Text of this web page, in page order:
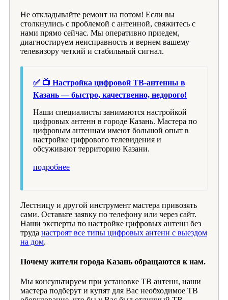
Не откладывайте ремонт на потом! Если вы
столкнулись с проблемой с антенной, свяжитесь с
нами прямо сейчас. Мы оперативно приедем,
диагностируем неисправность и вернем вашему
телевизору четкий и стабильный сигнал.
✅ 📺 Настройка цифровой ТВ-антенны в
Казань — быстро, качественно, недорого!
Наши специалисты занимаются настройкой
цифровых антенн в городе Казань. Мастера по
цифровым антеннам имеют большой опыт в
настройке цифрового телевидения и
обсуживают территорию Казани.
подробнее
Лестницу и другой инструмент мастера привозять
сами. Оставьте заявку по телефону или через сайт.
Наши эксперты по настройке цифровых антенн без
труда настроят все типы цифровых антенн с выездом
на дом.
Почему жители города Казань обращаются к нам.
Мы консультируем при установке ТВ антенн, наши
мастера подберут и купят для Вас необходимое ТВ